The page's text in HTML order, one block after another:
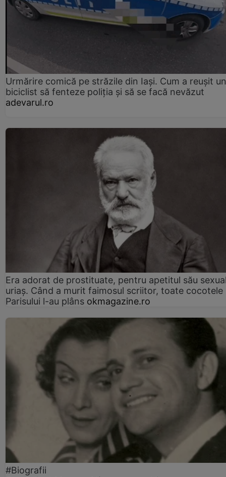
Urmărire comică pe străzile din Iași. Cum a reușit un
biciclist să fenteze poliția și să se facă nevăzut
adevarul.ro
Era adorat de prostituate, pentru apetitul său
uriaș. Când a murit faimosul scriitor, toate cocotele
Parisului l-au plâns okmagazine.ro
#Biografii